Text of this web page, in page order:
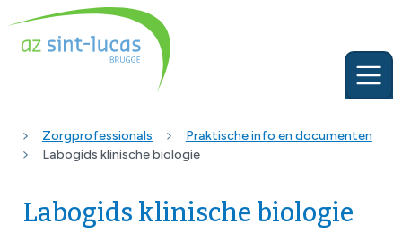
Zorgprofessionals
Praktische info en documenten
Labogids klinische biologie
Labogids klinische biologie